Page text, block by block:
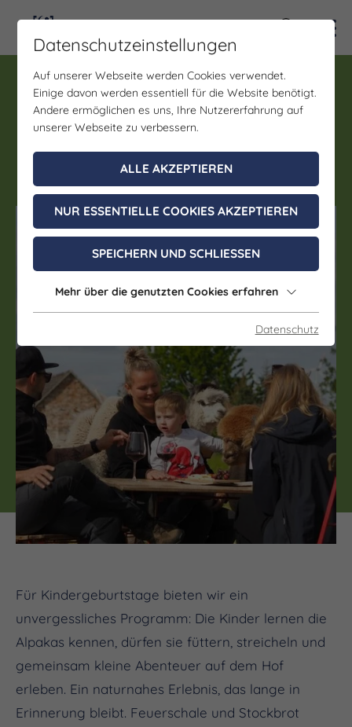
Führung, Kinderbetreuung
Kindergeburtstag bei
Adams Alpaka Farm
01. Januar - 31. Dezember 2026
Für Kindergeburtstage bieten wir ein
unvergessliches Programm: Die Kinder lernen die
Alpakas kennen, dürfen sie füttern, streicheln und
gemeinsam kleine Abenteuer auf dem Hof
erleben. Ein naturnahes Erlebnis, das lange in
Erinnerung bleibt. Feuerschale und Stockbrot
Datenschutzeinstellungen
Auf unserer Webseite werden Cookies verwendet.
Einige davon werden essentiell für die Website benötigt.
Andere ermöglichen es uns, Ihre Nutzererfahrung auf
unserer Webseite zu verbessern.
ALLE AKZEPTIEREN
NUR ESSENTIELLE COOKIES AKZEPTIEREN
SPEICHERN UND SCHLIESSEN
Mehr über die genutzten Cookies erfahren
Datenschutz